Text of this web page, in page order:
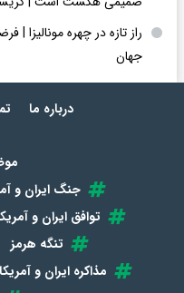
راز تازه در چهره مونالیزا |
جهان
درباره ما
جنگ ایران و
توافق ایران و
تنگه هرمز
مذاکره ایران و آمریکا